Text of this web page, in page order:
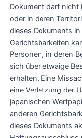
Dokument darf nicht
oder in deren
dieses Dokuments
Gerichtsbarkeiten
Personen, in deren
sich über etwaige
erhalten. Eine
eine Verletzung der
japanischen
anderen
dieses Dokuments